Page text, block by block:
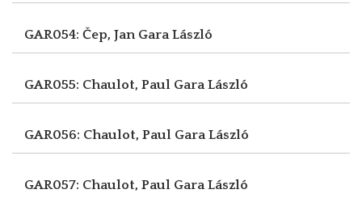
GAR054: Čep, Jan Gara László
GAR055: Chaulot, Paul Gara László
GAR056: Chaulot, Paul Gara László
GAR057: Chaulot, Paul Gara László